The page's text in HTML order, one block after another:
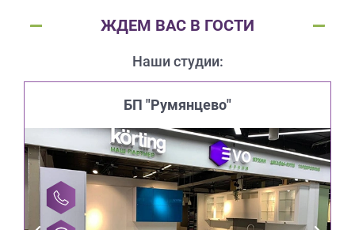
ЖДЕМ ВАС В ГОСТИ
Наши студии:
БП "Румянцево"